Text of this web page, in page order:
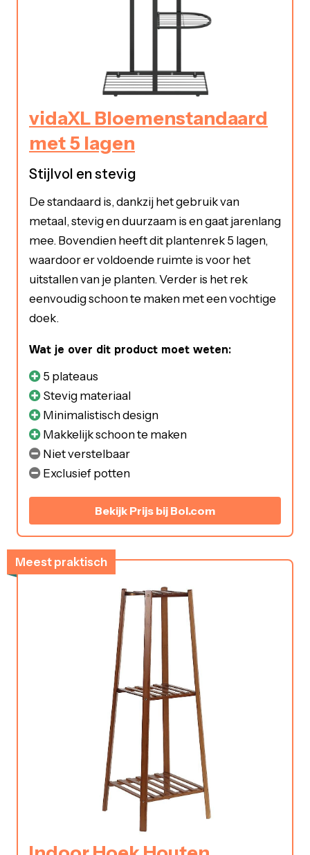
vidaXL Bloemenstandaard
met 5 lagen
Stijlvol en stevig
De standaard is, dankzij het gebruik van
metaal, stevig en duurzaam is en gaat jarenlang
mee. Bovendien heeft dit plantenrek 5 lagen,
waardoor er voldoende ruimte is voor het
uitstallen van je planten. Verder is het rek
eenvoudig schoon te maken met een vochtige
doek.
Wat je over dit product moet weten:
5 plateaus
Stevig materiaal
Minimalistisch design
Makkelijk schoon te maken
Niet verstelbaar
Exclusief potten
Bekijk Prijs bij Bol.com
Meest praktisch